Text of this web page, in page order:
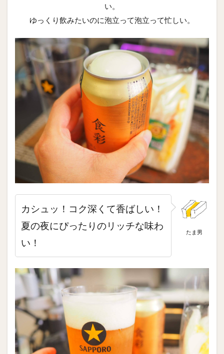
い。
ゆっくり飲みたいのに泡立って泡立って忙しい。
たま男
カシュッ！コク深くて香ばしい！
夏の夜にぴったりのリッチな味わ
い！